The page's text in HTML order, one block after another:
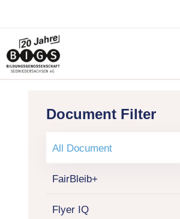
Document Filter
All Document
FairBleib+
Flyer IQ